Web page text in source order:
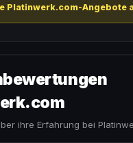
Platinwerk.com-Angebote
ihre Erfahrung bei